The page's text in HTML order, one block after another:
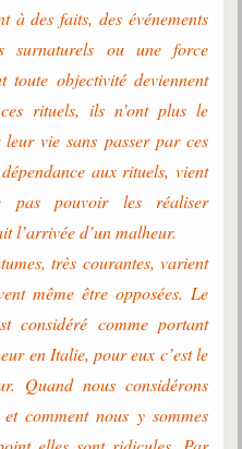
à des faits, des événements
surnaturels ou une force
objectivité deviennent
rituels, ils n’ont plus le
vie sans passer par ces
aux rituels, vient
pas pouvoir les réaliser
l’arrivée d’un malheur.
très courantes, varient
même être opposées. Le
considéré comme portant
en Italie, pour eux c’est le
Quand nous considérons
comment nous y sommes